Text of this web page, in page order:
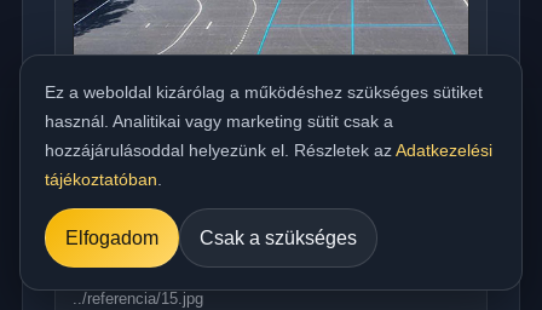
Országos meleg aszfaltozás udvarra,
beállóra, parkolóra és utakhoz
../referencia/15.jpg
Ez a weboldal kizárólag a működéshez szükséges sütiket
használ. Analitikai vagy marketing sütit csak a
hozzájárulásoddal helyezünk el. Részletek azAdatkezelési
tájékoztatóban
Elfogadom Csak a szükséges